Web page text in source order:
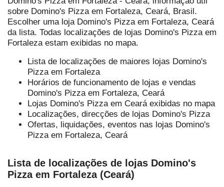
sobre Domino's Pizza em Fortaleza, Ceará, Brasil.
Escolher uma loja Domino's Pizza em Fortaleza, Ceará
da lista. Todas localizações de lojas Domino's Pizza em
Fortaleza estam exibidas no mapa.
Lista de localizações de maiores lojas Domino's
Pizza em Fortaleza
Horários de funcionamento de lojas e vendas
Domino's Pizza em Fortaleza, Ceará
Lojas Domino's Pizza em Ceará exibidas no mapa
Localizações, direcções de lojas Domino's Pizza
Ofertas, liquidações, eventos nas lojas Domino's
Pizza em Fortaleza, Ceará
Lista de localizações de lojas Domino's
Pizza em Fortaleza (Ceará)